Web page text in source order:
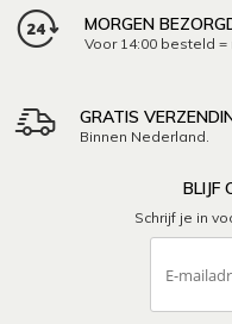
MORGEN
Voor 14:00 besteld
GRATIS
Binnen Nederland.
BLIJF
Schrijf je in